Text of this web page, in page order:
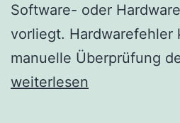
Software- oder
vorliegt. Hardwarefehler
manuelle Überprüfung
weiterlesen